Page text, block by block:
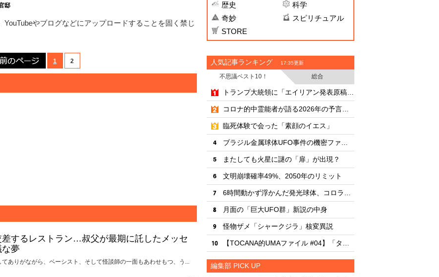
邸
やブログなどにアップロードすることを固く禁じ
前のページ
1
2
するレストラン…叔父が最期に託したメッセ
夢
ありがながら、ベーシスト、そして怪談師の一面もあわせもつ、う...
歴史
科学
奇妙
スピリチュアル
STORE
人気記事ランキング 17:35更新
不思議ベスト10！
総合
・
・
・
臨死体験で会った「素顔のイエス」
・
・
またしても火星に謎の「扉」が出現？
・
文明崩壊確率49%、2050年のリミット
・
・
月面の「巨大UFO群」新説の中身
・
怪物ザメ「シャークジラ」核変異説
・
編集部 PICK UP